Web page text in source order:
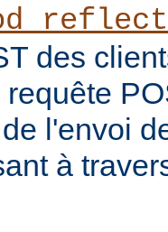
des
l'envoi
à